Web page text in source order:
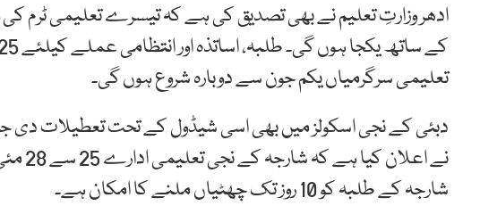
ادھر وزارتِ تعلیم نے بھی تصدیق کی ہے کہ تیسرے تعلیمی
تعلیمی سرگرمیاں یکم جون سے دوبارہ شروع ہوں گی۔
دبئی کے نجی اسکولز میں بھی اسی شیڈول کے تحت تعطیلات دی
نے
شارجہ کے طلبہ کو 10 روز تک چھٹیاں ملنے کا امکان ہے۔